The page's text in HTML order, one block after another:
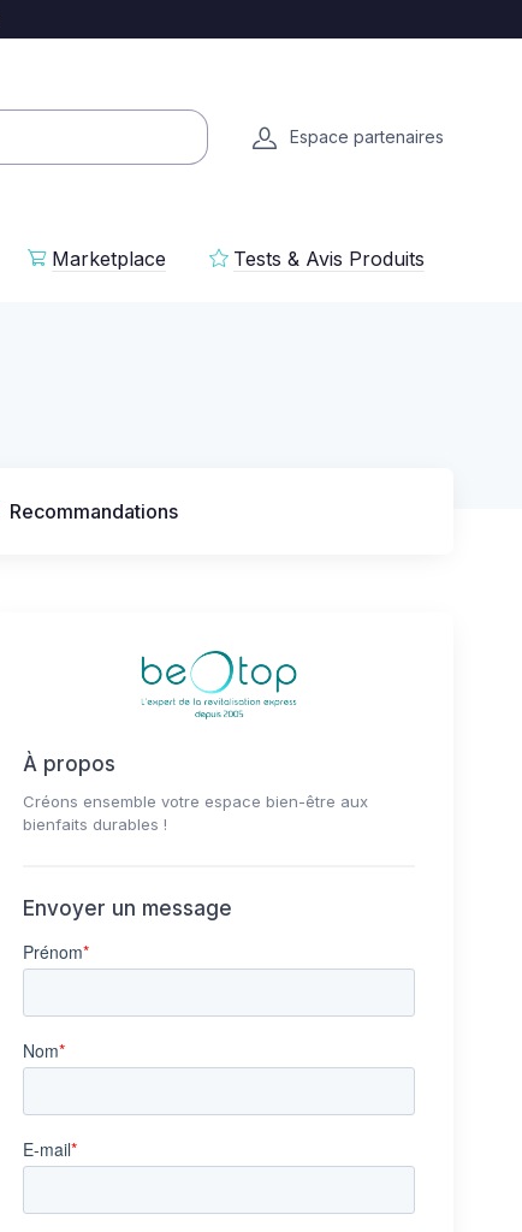
Espace partenaires
Marketplace Tests & Avis Produits
Recommandations
À propos
Créons ensemble votre espace bien-être aux
bienfaits durables !
Envoyer un message